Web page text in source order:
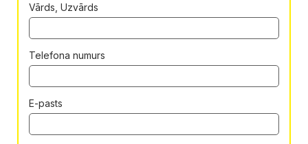
Vārds, Uzvārds
Telefona numurs
E-pasts